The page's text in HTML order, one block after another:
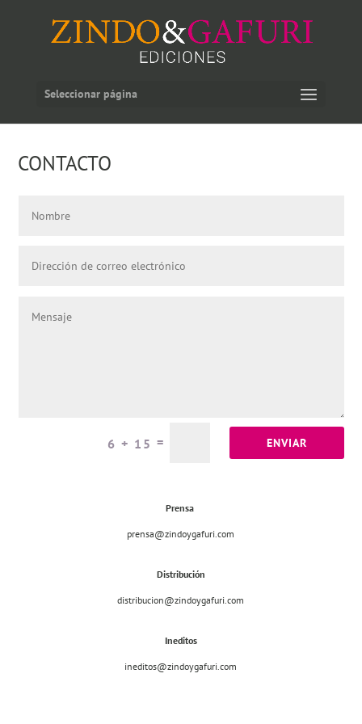
Seleccionar página
CONTACTO
6 + 15 = ENVIAR
Prensa
prensa@zindoygafuri.com
Distribución
distribucion@zindoygafuri.com
Ineditos
ineditos@zindoygafuri.com